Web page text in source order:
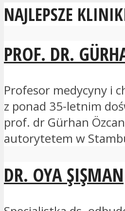
NAJLEPSZE
PROF. DR.
Profesor medycyny i
z ponad 35-letnim
prof. dr Gürhan
autorytetem w
DR. OYA ŞIŞMAN